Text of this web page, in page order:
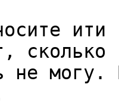
не могу.